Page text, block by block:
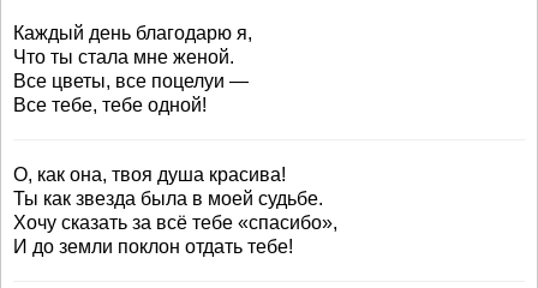
Каждый день благодарю я,
Что ты стала мне женой.
Все цветы, все поцелуи —
Все тебе, тебе одной!
О, как она, твоя душа красива!
Ты как звезда была в моей судьбе.
Хочу сказать за всё тебе «спасибо»,
И до земли поклон отдать тебе!